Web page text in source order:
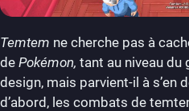
Temtem ne cherche pas à
de Pokémon, tant au niveau du
design, mais parvient-il à s’en
d’abord, les combats de